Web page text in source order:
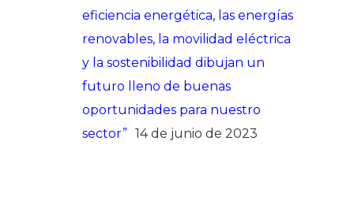
eficiencia energética, las energías
renovables, la movilidad eléctrica
y la sostenibilidad dibujan un
futuro lleno de buenas
oportunidades para nuestro
sector” 14 de junio de 2023